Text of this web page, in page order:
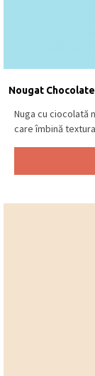
Nougat
Nuga cu ciocolată
care îmbină